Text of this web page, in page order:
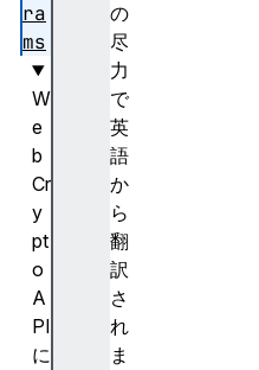
の
尽
力
で
英
語
か
ら
翻
訳
さ
れ
ま
ra
ms
W
e
b
Cr
y
pt
o
A
PI
に